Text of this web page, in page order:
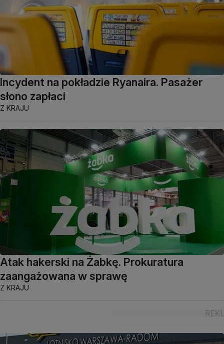
Incydent na pokładzie Ryanaira. Pasażer
słono zapłaci
Z KRAJU
Atak hakerski na Żabkę. Prokuratura
zaangażowana w sprawę
Z KRAJU